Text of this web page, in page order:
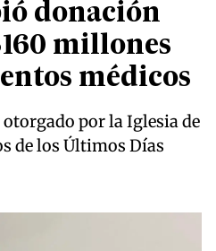
donación
millones
médicos
por la Iglesia de
de los Últimos Días